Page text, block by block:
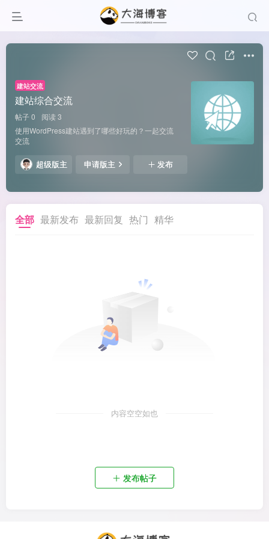
建站交流
建站综合交流
帖子 0
阅读 3
使用WordPress建站遇到了哪些好玩的？一起交流
交流
超级版主 申请版主 发布
全部 最新发布 最新回复 热门 精华
内容空空如也
发布帖子